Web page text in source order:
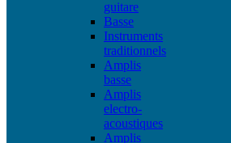
guitare
Basse
Instruments
traditionnels
Amplis
basse
Amplis
electro-
acoustiques
Amplis